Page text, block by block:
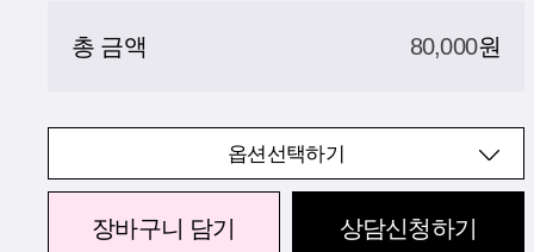
총 금액 80,000원
옵션선택하기
장바구니 담기 상담신청하기